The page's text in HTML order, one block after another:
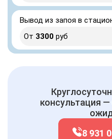
Вывод из запоя в
От 3300 руб
консультация
8 931